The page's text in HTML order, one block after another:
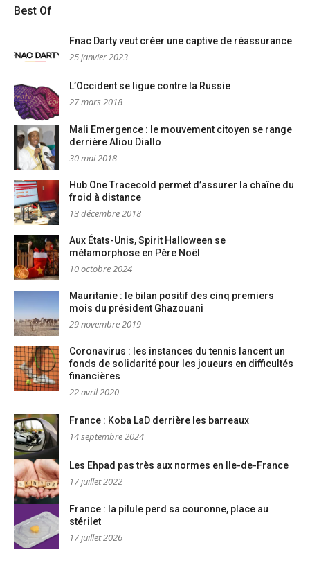
Best Of
Fnac Darty veut créer une captive de réassurance
25 janvier 2023
L’Occident se ligue contre la Russie
27 mars 2018
Mali Emergence : le mouvement citoyen se range
derrière Aliou Diallo
30 mai 2018
Hub One Tracecold permet d’assurer la chaîne du
froid à distance
13 décembre 2018
Aux États-Unis, Spirit Halloween se
métamorphose en Père Noël
10 octobre 2024
Mauritanie : le bilan positif des cinq premiers
mois du président Ghazouani
29 novembre 2019
Coronavirus : les instances du tennis lancent un
fonds de solidarité pour les joueurs en difficultés
financières
22 avril 2020
France : Koba LaD derrière les barreaux
14 septembre 2024
Les Ehpad pas très aux normes en Ile-de-France
17 juillet 2022
France : la pilule perd sa couronne, place au
stérilet
17 juillet 2026